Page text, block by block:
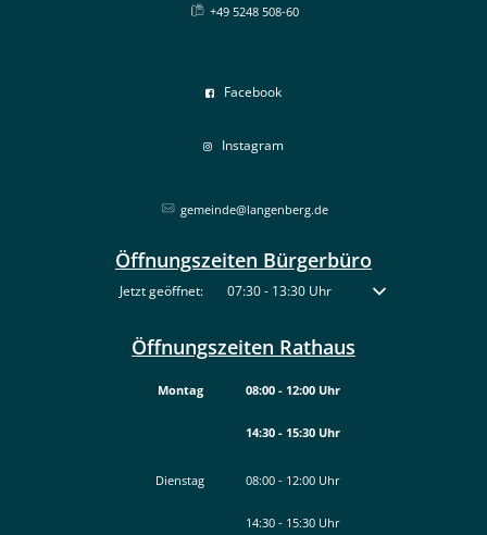
+49 5248 508-60
Facebook
Instagram
gemeinde@langenberg.de
Öffnungszeiten Bürgerbüro
Klicken, um weitere Öffnungs- oder Schließzeiten auszublenden
Jetzt geöffnet: 07:30- 13:30Uhr Von 07:30 bis 13:30
Öffnungszeiten Rathaus
Montag 08:00- 12:00Uhr
Von 08:00 bis 12:00 Uhr
14:30- 15:30Uhr
Von 14:30 bis 15:30 Uhr
Dienstag 08:00- 12:00Uhr
Von 08:00 bis 12:00 Uhr
14:30- 15:30Uhr